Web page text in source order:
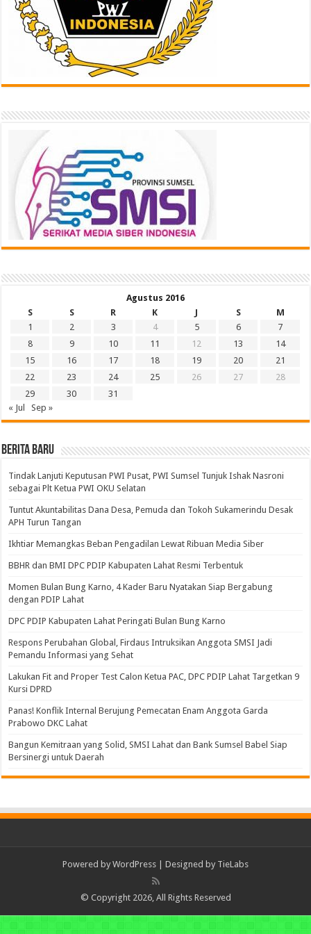
Agustus 2016
S
S R K J S
M
1
2 3 4 5 6
7
8
9 10 11 12 13
14
15
16 17 18 19 20
21
22
23 24 25 26 27
28
29
30
31
« Jul
Sep »
BERITA BARU
Tindak Lanjuti Keputusan PWI Pusat, PWI Sumsel Tunjuk Ishak Nasroni
sebagai Plt Ketua PWI OKU Selatan
Tuntut Akuntabilitas Dana Desa, Pemuda dan Tokoh Sukamerindu Desak
APH Turun Tangan
Ikhtiar Memangkas Beban Pengadilan Lewat Ribuan Media Siber
BBHR dan BMI DPC PDIP Kabupaten Lahat Resmi Terbentuk
Momen Bulan Bung Karno, 4 Kader Baru Nyatakan Siap Bergabung
dengan PDIP Lahat
DPC PDIP Kabupaten Lahat Peringati Bulan Bung Karno
Respons Perubahan Global, Firdaus Intruksikan Anggota SMSI Jadi
Pemandu Informasi yang Sehat
Lakukan Fit and Proper Test Calon Ketua PAC, DPC PDIP Lahat Targetkan 9
Kursi DPRD
Panas! Konflik Internal Berujung Pemecatan Enam Anggota Garda
Prabowo DKC Lahat
Bangun Kemitraan yang Solid, SMSI Lahat dan Bank Sumsel Babel Siap
Bersinergi untuk Daerah
Powered by WordPress | Designed by TieLabs
© Copyright 2026, All Rights Reserved